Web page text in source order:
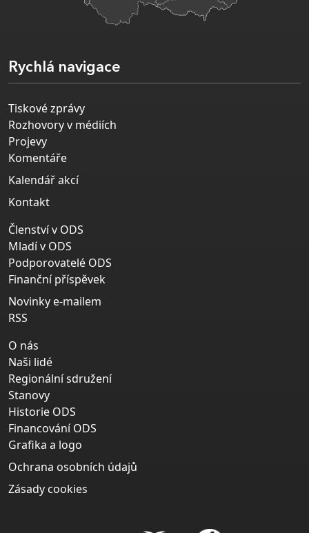
Rychlá navigace
Tiskové zprávy
Rozhovory v médiích
Projevy
Komentáře
Kalendář akcí
Kontakt
Členství v ODS
Mladí v ODS
Podporovatelé ODS
Finanční příspěvek
Novinky e-mailem
RSS
O nás
Naši lidé
Regionální sdružení
Stanovy
Historie ODS
Financování ODS
Grafika a logo
Ochrana osobních údajů
Zásady cookies